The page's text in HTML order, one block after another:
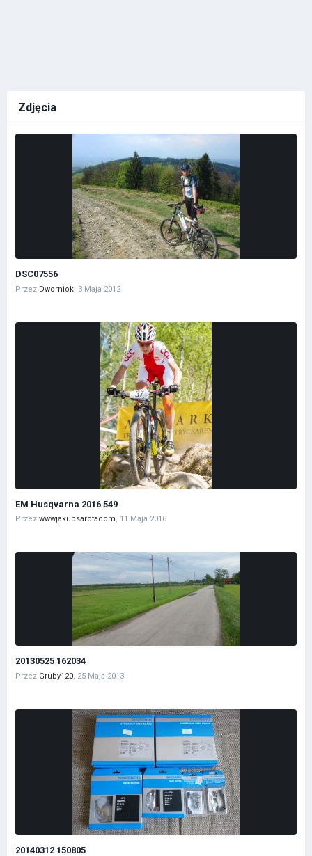
Zdjęcia
DSC07556
Przez Dworniok, 3 Maja 2012
EM Husqvarna 2016 549
Przez wwwjakubsarotacom, 11 Maja 2016
20130525 162034
Przez Gruby120, 25 Maja 2013
20140312 150805